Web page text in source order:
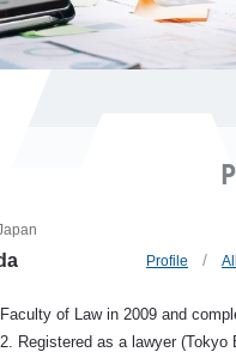
Profile All
of Law in 2009 and
Registered as a lawyer